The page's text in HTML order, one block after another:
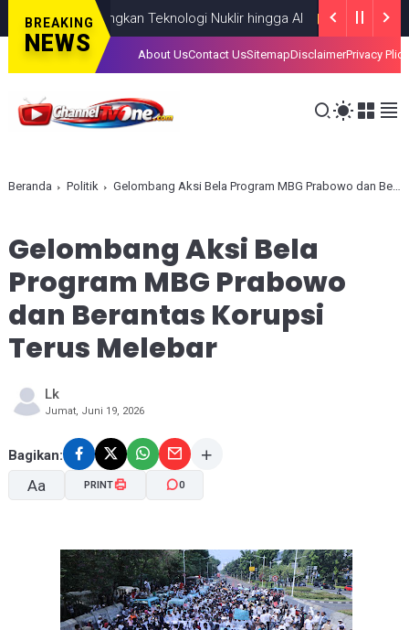
BREAKING
NEWS
Kembangkan Teknologi Nuklir hingga AI NASIONAL AUGUST 06,
About UsContact UsSitemapDisclaimerPrivacy Plice
Beranda Politik Gelombang Aksi Bela Program MBG Prabowo dan Berantas Korupsi Terus Melebar
Gelombang Aksi Bela
Program MBG Prabowo
dan Berantas Korupsi
Terus Melebar
Lk
Jumat, Juni 19, 2026
Bagikan:
Aa
A- A+
PRINT 0